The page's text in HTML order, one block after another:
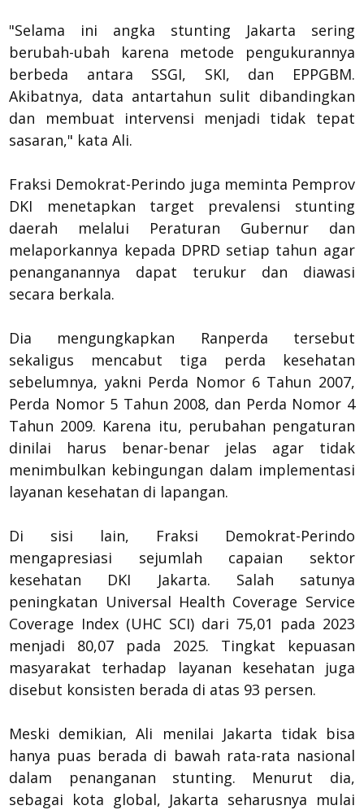
"Selama ini angka stunting Jakarta sering
berubah-ubah karena metode pengukurannya
berbeda antara SSGI, SKI, dan EPPGBM.
Akibatnya, data antartahun sulit dibandingkan
dan membuat intervensi menjadi tidak tepat
sasaran," kata Ali.
Fraksi Demokrat-Perindo juga meminta Pemprov
DKI menetapkan target prevalensi stunting
daerah melalui Peraturan Gubernur dan
melaporkannya kepada DPRD setiap tahun agar
penanganannya dapat terukur dan diawasi
secara berkala.
Dia mengungkapkan Ranperda tersebut
sekaligus mencabut tiga perda kesehatan
sebelumnya, yakni Perda Nomor 6 Tahun 2007,
Perda Nomor 5 Tahun 2008, dan Perda Nomor 4
Tahun 2009. Karena itu, perubahan pengaturan
dinilai harus benar-benar jelas agar tidak
menimbulkan kebingungan dalam implementasi
layanan kesehatan di lapangan.
Di sisi lain, Fraksi Demokrat-Perindo
mengapresiasi sejumlah capaian sektor
kesehatan DKI Jakarta. Salah satunya
peningkatan Universal Health Coverage Service
Coverage Index (UHC SCI) dari 75,01 pada 2023
menjadi 80,07 pada 2025. Tingkat kepuasan
masyarakat terhadap layanan kesehatan juga
disebut konsisten berada di atas 93 persen.
Meski demikian, Ali menilai Jakarta tidak bisa
hanya puas berada di bawah rata-rata nasional
dalam penanganan stunting. Menurut dia,
sebagai kota global, Jakarta seharusnya mulai